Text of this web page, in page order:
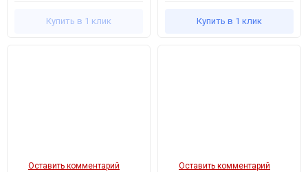
Купить в 1 клик Купить в 1 клик
Оставить комментарий Оставить комментарий